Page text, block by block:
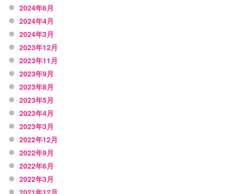
2024年6月
2024年4月
2024年3月
2023年12月
2023年11月
2023年9月
2023年8月
2023年5月
2023年4月
2023年3月
2022年12月
2022年9月
2022年6月
2022年3月
2021年12月